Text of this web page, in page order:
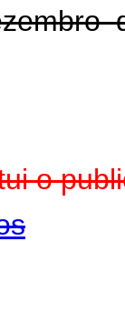
o